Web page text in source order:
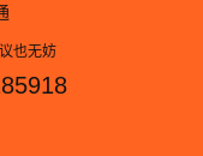
也无妨